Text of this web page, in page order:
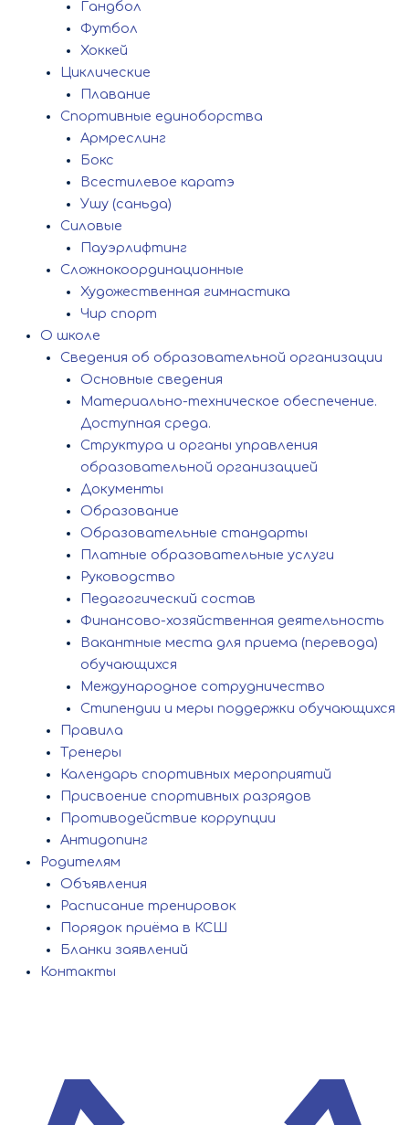
Гандбол
Футбол
Хоккей
Циклические
Плавание
Спортивные единоборства
Армреслинг
Бокс
Всестилевое каратэ
Ушу (саньда)
Силовые
Пауэрлифтинг
Сложнокоординационные
Художественная гимнастика
Чир спорт
О школе
Сведения об образовательной организации
Основные сведения
Материально-техническое обеспечение.
Доступная среда.
Структура и органы управления
образовательной организацией
Документы
Образование
Образовательные стандарты
Платные образовательные услуги
Руководство
Педагогический состав
Финансово-хозяйственная деятельность
Вакантные места для приема (перевода)
обучающихся
Международное сотрудничество
Стипендии и меры поддержки обучающихся
Правила
Тренеры
Календарь спортивных мероприятий
Присвоение спортивных разрядов
Противодействие коррупции
Антидопинг
Родителям
Объявления
Расписание тренировок
Порядок приёма в КСШ
Бланки заявлений
Контакты